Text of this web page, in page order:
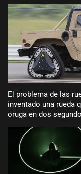
El problema de las
inventado una rueda
oruga en dos